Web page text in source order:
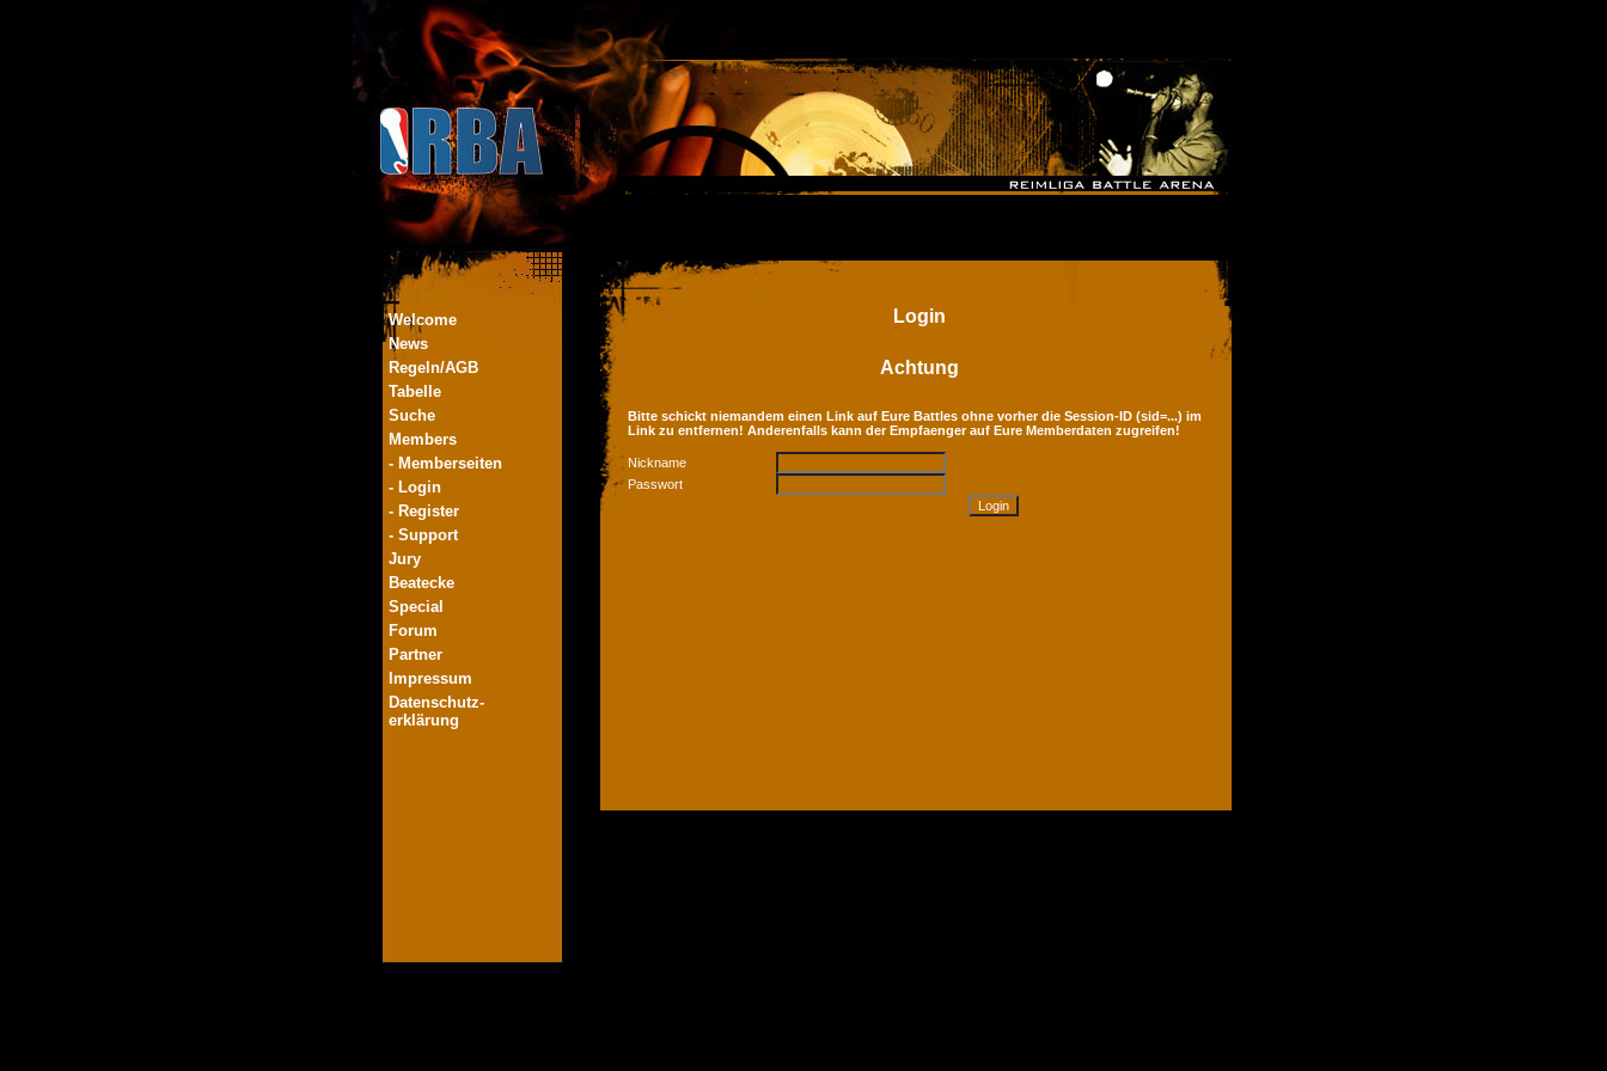
Welcome
News
Regeln/AGB
Tabelle
Suche
Members
- Memberseiten
- Login
- Register
- Support
Jury
Beatecke
Special
Forum
Partner
Impressum
Datenschutz-
erklärung
Login
Achtung
Bitte schickt niemandem einen Link auf Eure Battles ohne vorher die Session-ID (sid=...) im
Link zu entfernen! Anderenfalls kann der Empfaenger auf Eure Memberdaten zugreifen!
Nickname
Passwort